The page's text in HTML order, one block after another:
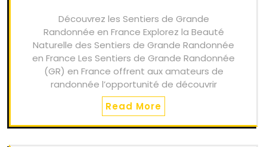
Découvrez les Sentiers de Grande
Randonnée en France Explorez la Beauté
Naturelle des Sentiers de Grande Randonnée
en France Les Sentiers de Grande Randonnée
(GR) en France offrent aux amateurs de
randonnée l’opportunité de découvrir
Read More